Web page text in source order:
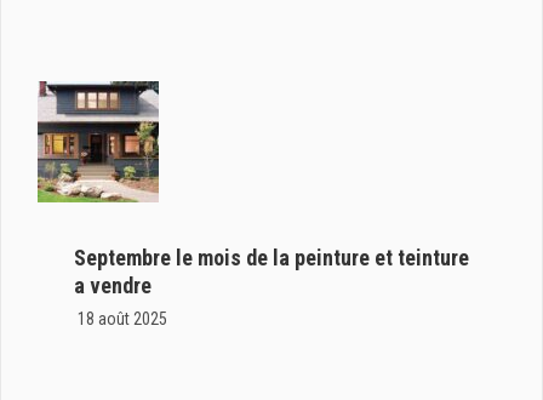
Septembre le mois de la peinture et teinture
a vendre
18 août 2025